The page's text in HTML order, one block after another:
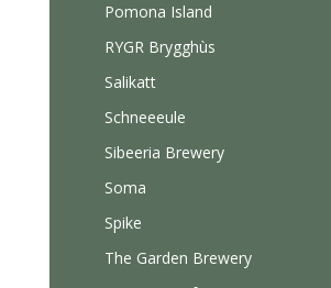
Pomona Island
RYGR Brygghùs
Salikatt
Schneeeule
Sibeeria Brewery
Soma
Spike
The Garden Brewery